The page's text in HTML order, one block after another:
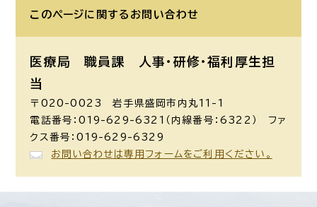
このページに関する お問い合わせ
医療局 職員課
人事・研修・福利厚生担
当
〒020-0023 岩手県盛岡市内丸11-1
電話番号：019-629-6321（内線番号：6322） ファ
クス番号：019-629-6329
お問い合わせは専用フォームをご利用ください。